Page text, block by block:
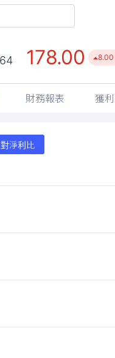
178.00 8.00
財務報表 獲
淨利比